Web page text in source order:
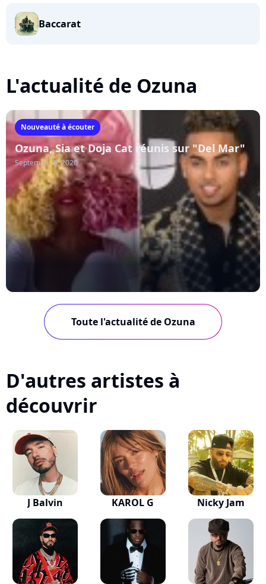
Baccarat
L'actualité de Ozuna
Nouveauté à écouter
Ozuna, Sia et Doja Cat réunis sur "Del Mar"
September 6, 2020
Toute l'actualité de Ozuna
D'autres artistes à
découvrir
J Balvin KAROL G Nicky Jam